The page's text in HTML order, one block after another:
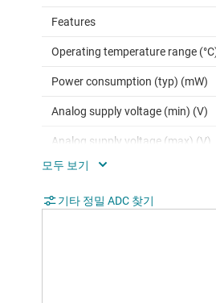
Features
Operating temperature range
Power consumption (typ) (mW)
Analog supply voltage (min) (V)
Analog supply voltage (max) (V)
SNR (dB)
Digital supply (min) (V)
기타 정밀 ADC 찾기